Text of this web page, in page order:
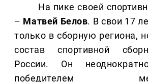
На пике своей
– Матвей Белов. В свои 17
только в сборную региона,
состав спортивной
России. Он
победителем